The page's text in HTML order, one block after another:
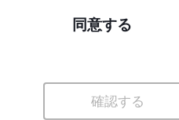
同意する
確認する